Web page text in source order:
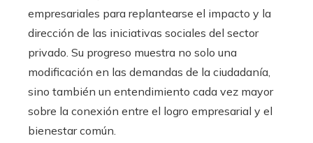
empresariales para replantearse el impacto y la
dirección de las iniciativas sociales del sector
privado. Su progreso muestra no solo una
modificación en las demandas de la ciudadanía,
sino también un entendimiento cada vez mayor
sobre la conexión entre el logro empresarial y el
bienestar común.